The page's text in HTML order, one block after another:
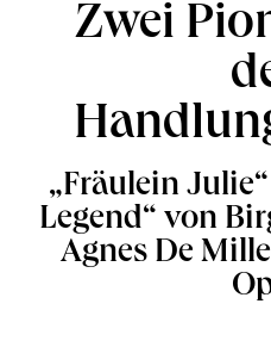
Zwei
„Fräulein
Legend“ von
Agnes De